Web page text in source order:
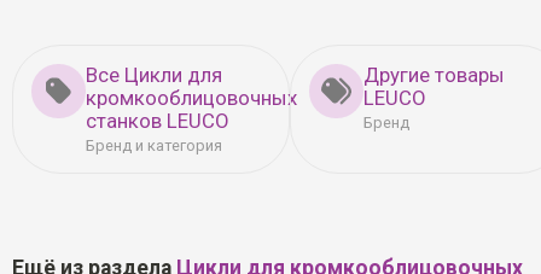
Все Цикли для
кромкооблицовочных
станков LEUCO
Бренд и категория
Другие товары
LEUCO
Бренд
Ещё из раздела Цикли для кромкооблицовочных